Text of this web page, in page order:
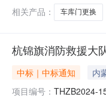
相关产品：
车库门更换
杭锦旗消防救援大
中标｜中标通知 内
项目编号： THZB2024-